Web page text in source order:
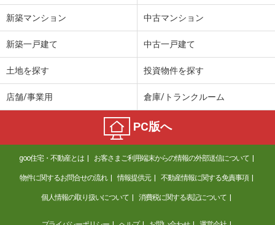
北海道札幌市南区澄川四条６丁目
3.95万円
北海道札幌市南区澄川三条３丁目
5.60万円
住 所
北海道札幌市南区澄川三条３丁目
専有面積 34.32m²
間取り
1LDK
北海道函館市港町３
新築マンション 中古マンション
新築一戸建て 中古一戸建て
土地を探す 投資物件を探す
店舗/事業用 倉庫/トランクルーム
PC版へ
goo住宅・不動産とは お客さまご利用端末からの情報の外部送信について
物件に関するお問合せの流れ 情報提供元 不動産情報に関する免責事項
個人情報の取り扱いについて 消費税に関する表記について